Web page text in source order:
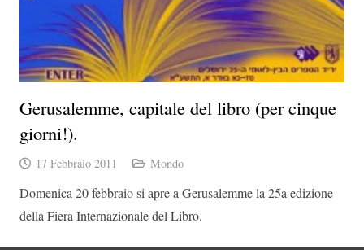
Gerusalemme, capitale del libro (per cinque
giorni!).
17 Febbraio 2011 Mondo
Domenica 20 febbraio si apre a Gerusalemme la 25a edizione
della Fiera Internazionale del Libro.